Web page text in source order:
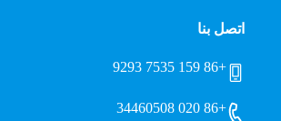
اتصل بنا
+86 159 7535 9293
+86 020 34460508